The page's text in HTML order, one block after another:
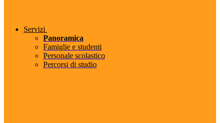
Servizi
Panoramica
Famiglie e studenti
Personale scolastico
Percorsi di studio